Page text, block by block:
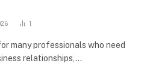
1
many professionals who need
relationships,…